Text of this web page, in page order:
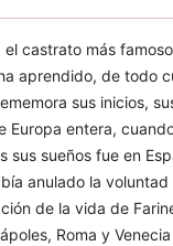
el castrato más
aprendido, de todo
sus inicios,
Europa entera,
sus sueños fue en
anulado la
de la vida de
Roma y